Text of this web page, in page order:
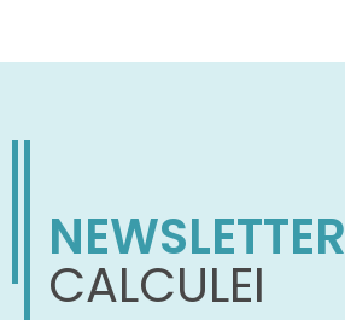
NEWSLETTER
CALCULEI